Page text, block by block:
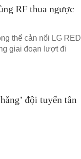
RF thua ngược
thể cản nổi LG RED
giai đoạn lượt đi
đội tuyển tân